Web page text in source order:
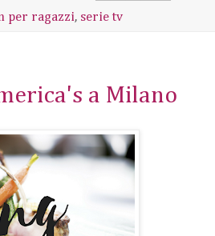
per ragazzi, serie tv
a Milano